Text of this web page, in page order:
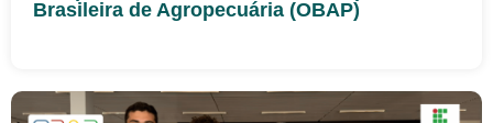
Brasileira de Agropecuária (OBAP)